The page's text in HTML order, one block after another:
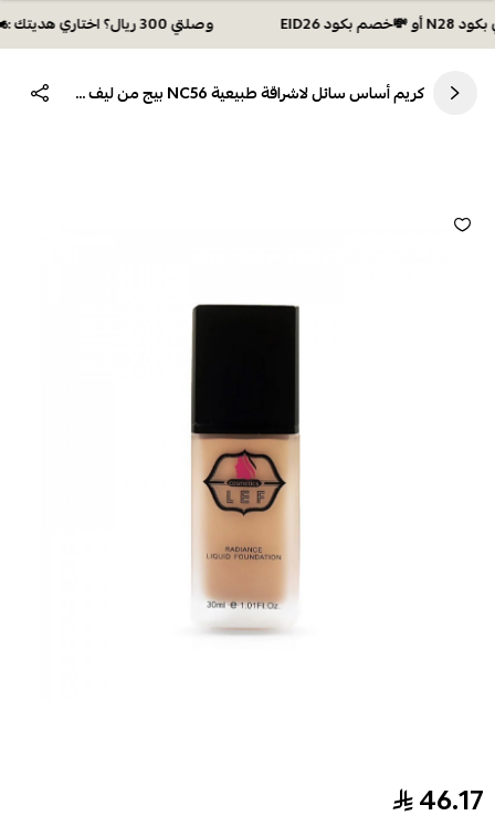
وصلتي 300 ريال؟ اختاري هديتك :🏍 شحن مجاني بكود N28 أو 💸خصم بكود EID26
كريم أساس سائل لاشراقة طبيعية NC56 بيج من ليف 30مل
كريم أساس سائل لاشراقة طبيعية NC56 بيج من ليف 30مل
46.17